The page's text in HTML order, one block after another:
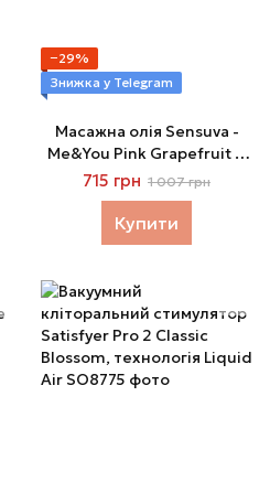
−29%
Знижка у Telegram
Масажна олія Sensuva -
Me&You Pink Grapefruit &
Vanilla Bean з феромонами
(125 мл)
715 грн 1 007 грн
Купити